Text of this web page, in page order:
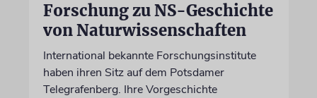
Forschung zu NS-Geschichte
von Naturwissenschaften
International bekannte Forschungsinstitute
haben ihren Sitz auf dem Potsdamer
Telegrafenberg. Ihre Vorgeschichte